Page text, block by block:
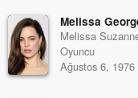
Melissa
Melissa
Oyuncu
Ağustos 6, 1976